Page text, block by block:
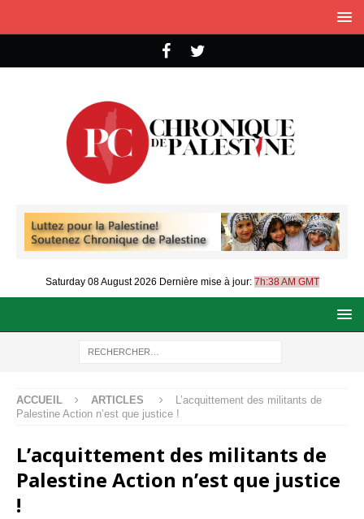
Saturday 08 August 2026 Dernière mise à jour: 7h:38 AM GMT
ACCUEIL ARTICLES
L’acquittement des militants de
Palestine Action n’est que justice !
L’acquittement des militants de
Palestine Action n’est que justice
!